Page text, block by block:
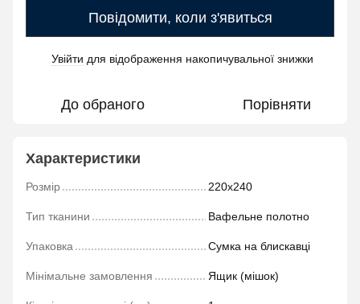
Повідомити, коли з'явиться
Увійти для відображення накопичувальної знижки
До обраного Порівняти
Характеристики
Розмір 220х240
Тип тканини Вафельне полотно
Упаковка Сумка на блискавці
Мінімальне замовлення Ящик (мішок)